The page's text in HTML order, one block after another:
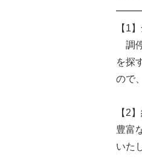
【1
調
を探
ので
【2
豊富
いた